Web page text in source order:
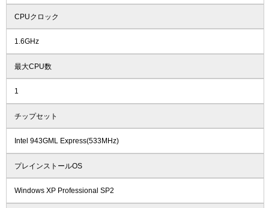
CPUクロック
1.6GHz
最大CPU数
1
チップセット
Intel 943GML Express(533MHz)
プレインストールOS
Windows XP Professional SP2